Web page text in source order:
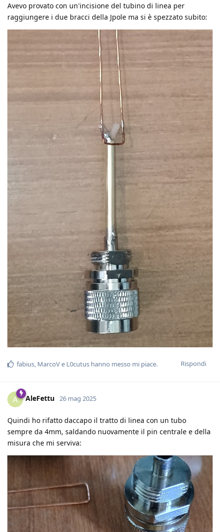
Avevo provato con un'incisione del tubino di linea per
raggiungere i due bracci della Jpole ma si è spezzato subito:
Rispondi
fabius MarcoVe L0cutus hanno messo mi piace.
A AleFettu 26 mag 2025
Quindi ho rifatto daccapo il tratto di linea con un tubo
sempre da 4mm, saldando nuovamente il pin centrale e della
misura che mi serviva: